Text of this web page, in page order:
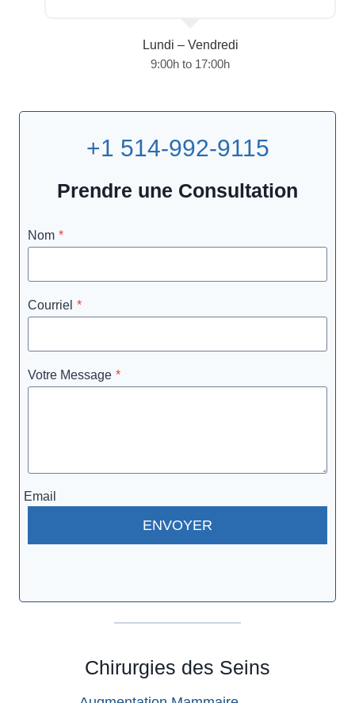
Lundi – Vendredi
9:00h to 17:00h
+1 514-992-9115
Prendre une Consultation
Nom *
Courriel *
Votre Message *
Email
ENVOYER
Chirurgies des Seins